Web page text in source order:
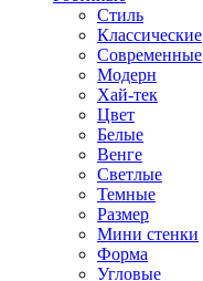
Стиль
Классические
Современные
Модерн
Хай-тек
Цвет
Белые
Венге
Светлые
Темные
Размер
Мини стенки
Форма
Угловые